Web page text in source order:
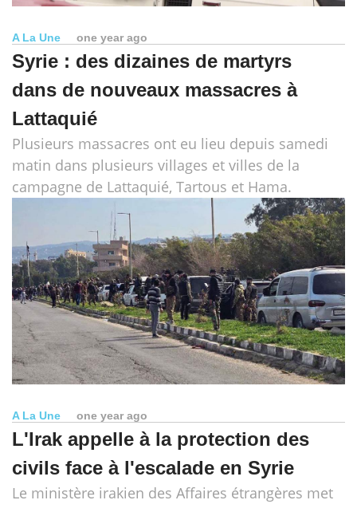
A La Une one year ago
Syrie : des dizaines de martyrs
dans de nouveaux massacres à
Lattaquié
Plusieurs massacres ont eu lieu depuis samedi
matin dans plusieurs villages et villes de la
campagne de Lattaquié, Tartous et Hama.
A La Une one year ago
L'Irak appelle à la protection des
civils face à l'escalade en Syrie
Le ministère irakien des Affaires étrangères met